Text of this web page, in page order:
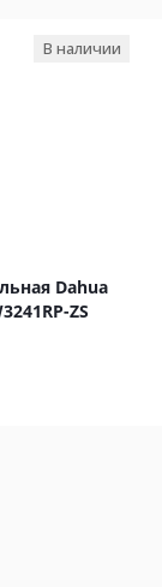
Dahua
ZS
В наличии